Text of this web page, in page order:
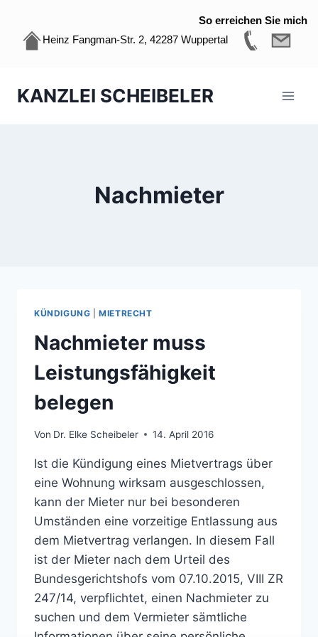
So erreichen Sie mich
Heinz Fangman-Str. 2, 42287 Wuppertal
InhaltKANZLEI SCHEIBELER
Nachmieter
KÜNDIGUNG |MIETRECHT
Nachmieter muss
Leistungsfähigkeit
belegen
Von Dr. Elke Scheibeler 14. April 2016
Ist die Kündigung eines Mietvertrags über
eine Wohnung wirksam ausgeschlossen,
kann der Mieter nur bei besonderen
Umständen eine vorzeitige Entlassung aus
dem Mietvertrag verlangen. In diesem Fall
ist der Mieter nach dem Urteil des
Bundesgerichtshofs vom 07.10.2015, VIII ZR
247/14, verpflichtet, einen Nachmieter zu
suchen und dem Vermieter sämtliche